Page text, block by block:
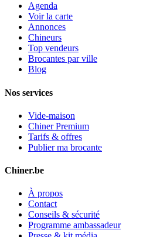
Agenda
Voir la carte
Annonces
Chineurs
Top vendeurs
Brocantes par ville
Blog
Nos services
Vide-maison
Chiner Premium
Tarifs & offres
Publier ma brocante
Chiner.be
À propos
Contact
Conseils & sécurité
Programme ambassadeur